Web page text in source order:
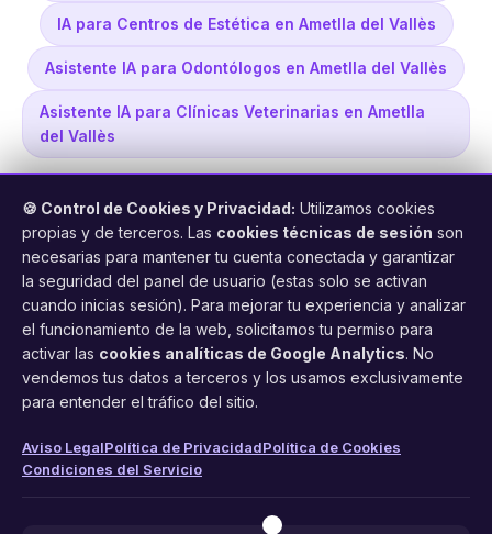
IA para Centros de Estética en Ametlla del Vallès
Asistente IA para Odontólogos en Ametlla del Vallès
Asistente IA para Clínicas Veterinarias en Ametlla
del Vallès
FacilCita
Asistente inteligente de citas por teléfono y WhatsApp.
Gestión profesional de agenda con IA para tu negocio.
Funciones
Aviso Legal
🍪 Control de Cookies y Privacidad: Utilizamos cookies
propias y de terceros. Las cookies técnicas de sesión son
necesarias para mantener tu cuenta conectada y garantizar
la seguridad del panel de usuario (estas solo se activan
cuando inicias sesión). Para mejorar tu experiencia y analizar
el funcionamiento de la web, solicitamos tu permiso para
activar las cookies analíticas de Google Analytics. No
vendemos tus datos a terceros y los usamos exclusivamente
para entender el tráfico del sitio.
Aviso LegalPolítica de PrivacidadPolítica de Cookies
Condiciones del Servicio